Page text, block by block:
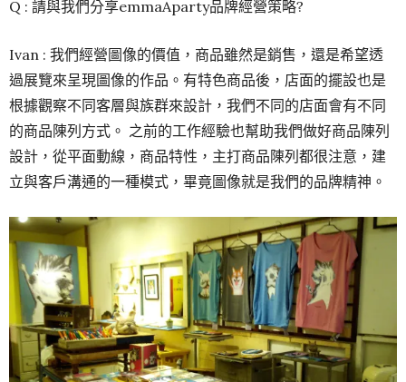
Q : 請與我們分享emmaAparty品牌經營策略?
Ivan : 我們經營圖像的價值，商品雖然是銷售，還是希望透
過展覽來呈現圖像的作品。有特色商品後，店面的擺設也是
根據觀察不同客層與族群來設計，我們不同的店面會有不同
的商品陳列方式。 之前的工作經驗也幫助我們做好商品陳列
設計，從平面動線，商品特性，主打商品陳列都很注意，建
立與客戶溝通的一種模式，畢竟圖像就是我們的品牌精神。